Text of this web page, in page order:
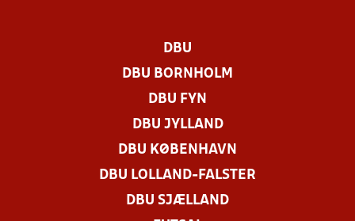
DBU
DBU BORNHOLM
DBU FYN
DBU JYLLAND
DBU KØBENHAVN
DBU LOLLAND-FALSTER
DBU SJÆLLAND